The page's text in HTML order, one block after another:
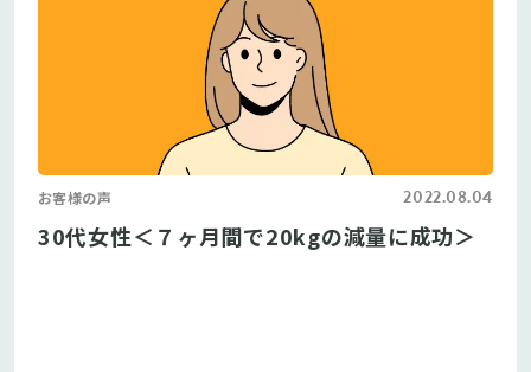
お客様の声 2022.08.04
30代女性＜７ヶ月間で20kgの減量に成功＞